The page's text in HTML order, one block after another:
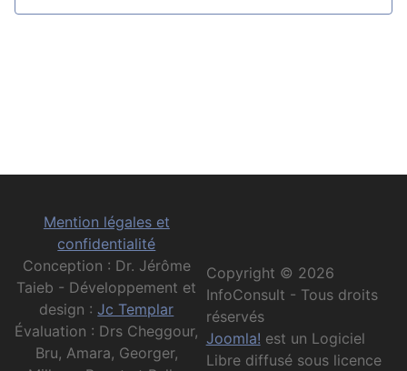
Mention légales et
confidentialité
Conception : Dr. Jérôme
Taieb - Développement et
design :Jc Templar
Évaluation : Drs Cheggour,
Bru, Amara, Georger,
Copyright © 2026
InfoConsult - Tous droits
réservés
Joomla! est un Logiciel
Libre diffusé sous licence